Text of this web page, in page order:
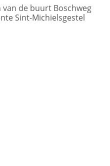
de buurt Boschweg
Sint-Michielsgestel